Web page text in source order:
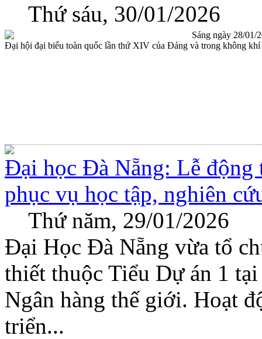
Thứ sáu, 30/01/2026
Sáng ngày 28/01/
Đại hội đại biểu toàn quốc lần thứ XIV của Đảng và trong không
Đại học Đà Nẵng: Lễ động
phục vụ học tập, nghiên
Thứ năm, 29/01/2026
Đại Học Đà Nẵng vừa tổ
thiết thuộc Tiểu Dự án 1
Ngân hàng thế giới. Hoạt
triển...